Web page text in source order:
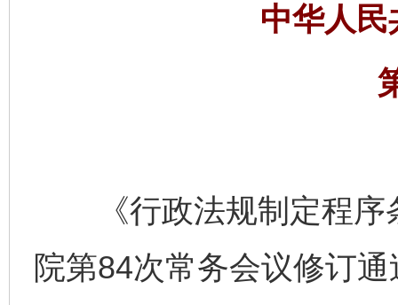
中华人
《行政法规制定程序
院第84次常务会议修订